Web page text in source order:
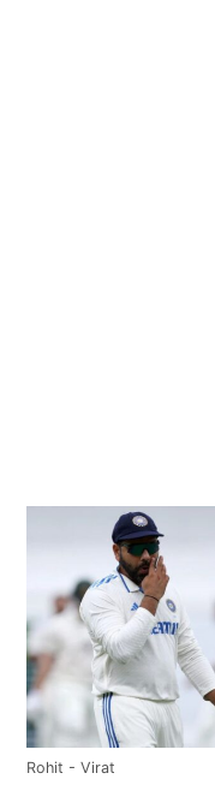
Rohit - Virat